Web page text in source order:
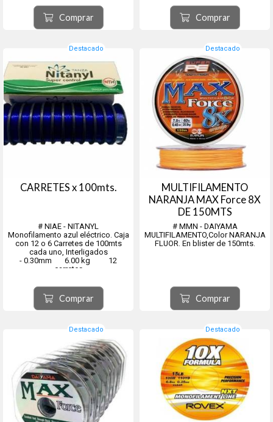
300125 - 0.30mm - 5.00Kg. -
10x100Mts.
300126 - 0.35mm - 6.80Kg. -
10x100Mts.
10x100Mts.
Comprar
carretes
- 0.40mm 11.00 kg 12
carretes
- 0.45mm 13.00 kg 12
- 0.50mm ...
Comprar
Destacado
CARRETES x 100mts.
# NIAE - NITANYL
Monofilamento azul eléctrico. Caja
con 12 o 6 Carretes de 100mts
cada uno, Interligados
- 0.30mm 6.00 kg 12
carretes
carretes
- 0.40mm 11.00 kg 12
carretes
- 0.45mm 13.00 kg 12
- 0.50mm ...
Comprar
Destacado
MULTIFILAMENTO
NARANJA MAX Force 8X
DE 150MTS
# MMN - DAIYAMA
MULTIFILAMENTO,Color NARANJA
FLUOR. En blister de 150mts.
Comprar
Destacado Destacado